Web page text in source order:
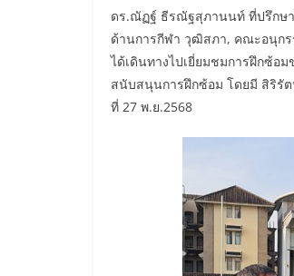
ดร.ณัฏฐ์ ธีรณัฐสุภานนท์ ที่ปรึกษ
ด้านการกีฬา วุฒิสภา, คณะอนุก
ได้เดินทางไปเยี่ยมชมการฝึกซ้อ
สนับสนุนการฝึกซ้อม โดยมี สิริรั
ที่ 27 พ.ย.2568